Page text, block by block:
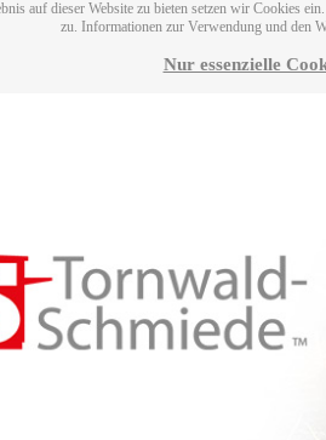
auf dieser Website zu bieten setzen wir Cookies
zu. Informationen zur Verwendung und den
Nur essenzielle